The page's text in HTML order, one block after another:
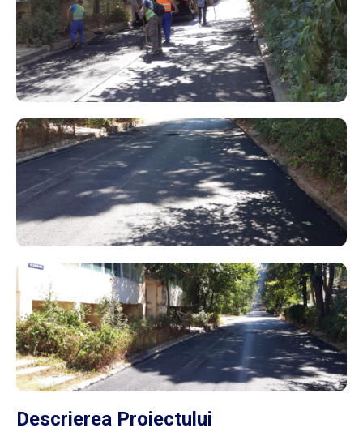
Descrierea Proiectului